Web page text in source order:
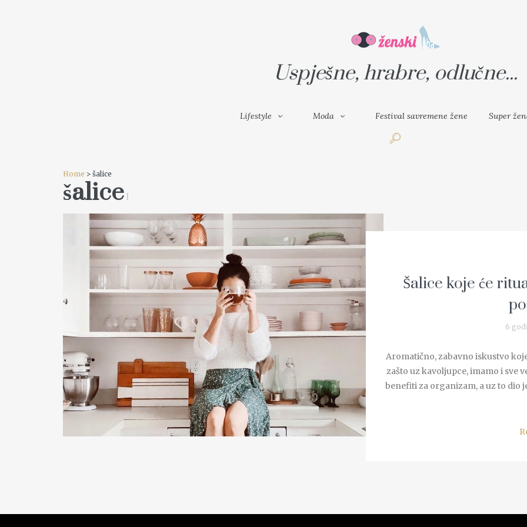
SUPER ŽENA
Uspješne, hrabre, odlučne...
Lifestyle Moda Festival savremene žene Super
Home > šalice
šalice 1
READ MORE
Šalice koje će
6
Aromatično, zabavno iskustvo
zašto uz kavoljupce, imamo i sve
benefiti za organizam, a uz to dio